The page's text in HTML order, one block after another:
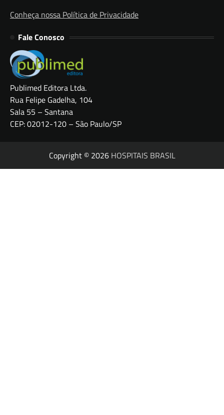
Conheça nossa Política de Privacidade
Fale Conosco
Publimed Editora Ltda.
Rua Felipe Gadelha, 104
Sala 55 – Santana
CEP: 02012-120 – São Paulo/SP
Copyright © 2026 HOSPITAIS BRASIL